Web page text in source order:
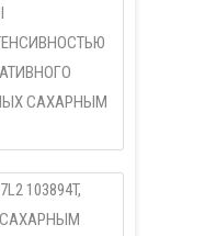
САХАРНЫМ
103894T,